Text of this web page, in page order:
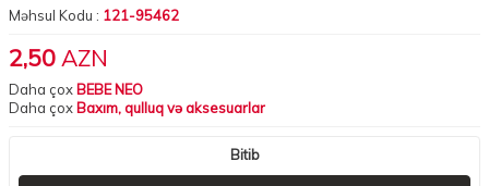
Məhsul Kodu : 121-95462
2,50 AZN
Daha çox BEBE NEO
Daha çox Baxım, qulluq və aksesuarlar
Bitib